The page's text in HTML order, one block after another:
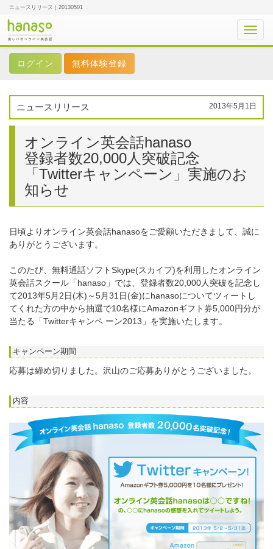
ニュースリリース｜20130501
無料体験登録
ニュースリリース 2013年5月1日
オンライン英会話hanaso
登録者数20,000人突破記念
「Twitterキャンペーン」実施のお
知らせ
日頃よりオンライン英会話hanasoをご愛顧いただきまして、誠に
ありがとうございます。
このたび、無料通話ソフトSkype(スカイプ)を利用したオンライン
英会話スクール「hanaso」では、登録者数20,000人突破を記念し
て2013年5月2日(木)～5月31日(金)にhanasoについてツィートし
てくれた方の中から抽選で10名様にAmazonギフト券5,000円分が
当たる「Twitterキャンペ ーン2013」を実施いたします。
キャンペーン期間
応募は締め切りました。沢山のご応募ありがとうございました。
内容